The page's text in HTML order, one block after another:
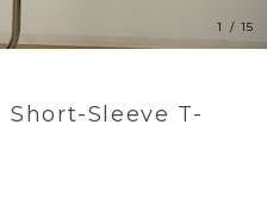
1 / 15
Short-Sleeve T-